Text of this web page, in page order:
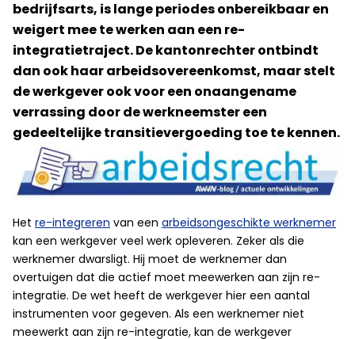
bedrijfsarts, is lange periodes onbereikbaar en
weigert mee te werken aan een re-
integratietraject. De kantonrechter ontbindt
dan ook haar arbeidsovereenkomst, maar stelt
de werkgever ook voor een onaangename
verrassing door de werkneemster een
gedeeltelijke transitievergoeding toe te kennen.
Het re-integreren van een arbeidsongeschikte werknemer
kan een werkgever veel werk opleveren. Zeker als die
werknemer dwarsligt. Hij moet de werknemer dan
overtuigen dat die actief moet meewerken aan zijn re-
integratie. De wet heeft de werkgever hier een aantal
instrumenten voor gegeven. Als een werknemer niet
meewerkt aan zijn re-integratie, kan de werkgever